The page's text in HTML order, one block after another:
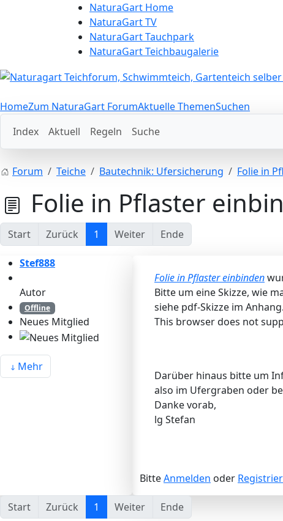
NaturaGart Home
NaturaGart TV
NaturaGart Tauchpark
NaturaGart Teichbaugalerie
HomeZum NaturaGart ForumAktuelle ThemenSuchen
Index
Aktuell Regeln Suche
Forum Teiche Bautechnik: Ufersicherung Folie in
Folie in Pflaster
Start Zurück 1 Weiter Ende
Stef888
Autor
Offline
Neues Mitglied
Mehr
Folie in Pflaster einbinden
Bitte um eine Skizze, wie
siehe pdf-Skizze im Anhang.
This browser does not
Darüber hinaus bitte um
also im Ufergraben oder
Danke vorab,
lg Stefan
BitteAnmelden oder
Start Zurück 1 Weiter Ende